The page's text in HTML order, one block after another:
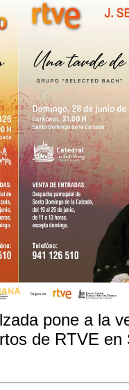
pone a la
de RTVE en